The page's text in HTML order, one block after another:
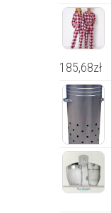
185,68zł